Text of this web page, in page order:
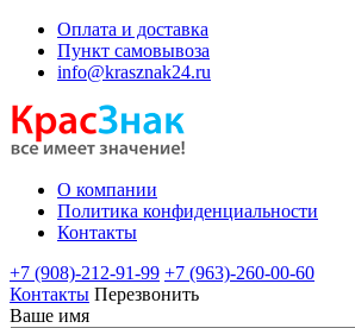
Оплата и доставка
Пункт самовывоза
info@krasznak24.ru
О компании
Политика конфиденциальности
Контакты
+7 (908)-212-91-99 +7 (963)-260-00-60
Контакты Перезвонить
Ваше имя